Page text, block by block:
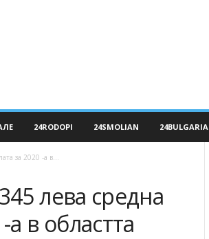
24RODOPI 24SMOLIAN 24BULGARIA
за 2020 -а в...
лева средна
а в областта